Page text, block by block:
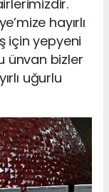
hayırlı
için yepyeni
ünvan bizler
uğurlu